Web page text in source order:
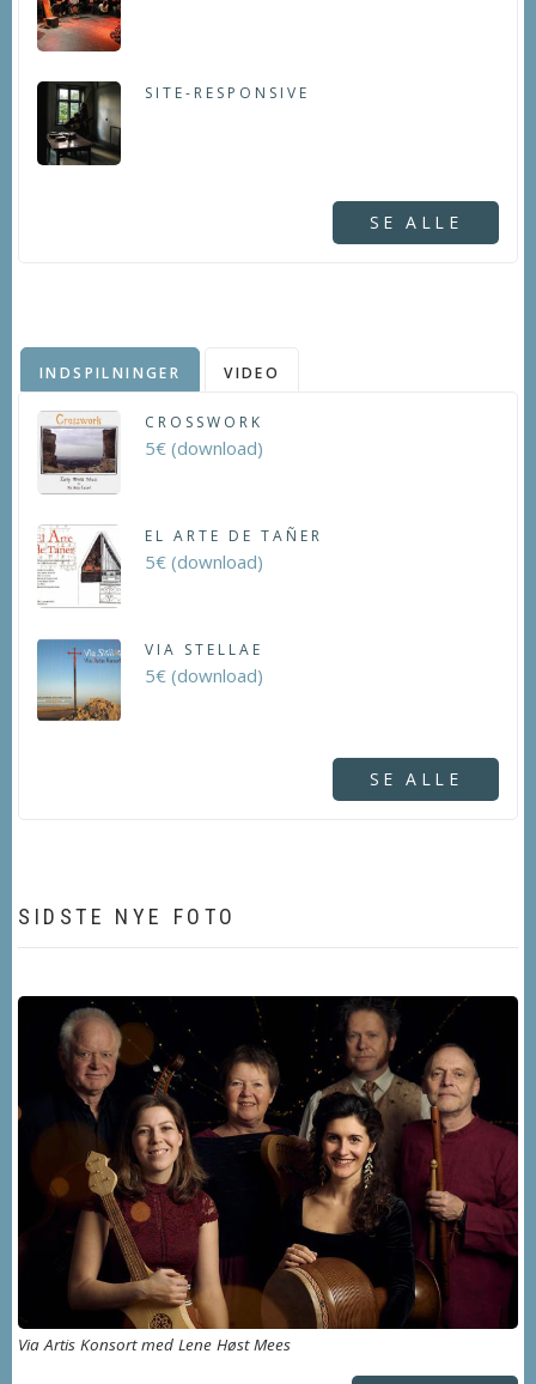
SITE-RESPONSIVE
SE ALLE
INDSPILNINGER VIDEO
CROSSWORK
5€ (download)
EL ARTE DE TAÑER
5€ (download)
VIA STELLAE
5€ (download)
SE ALLE
SIDSTE NYE FOTO
Via Artis Konsort med Lene Høst Mees